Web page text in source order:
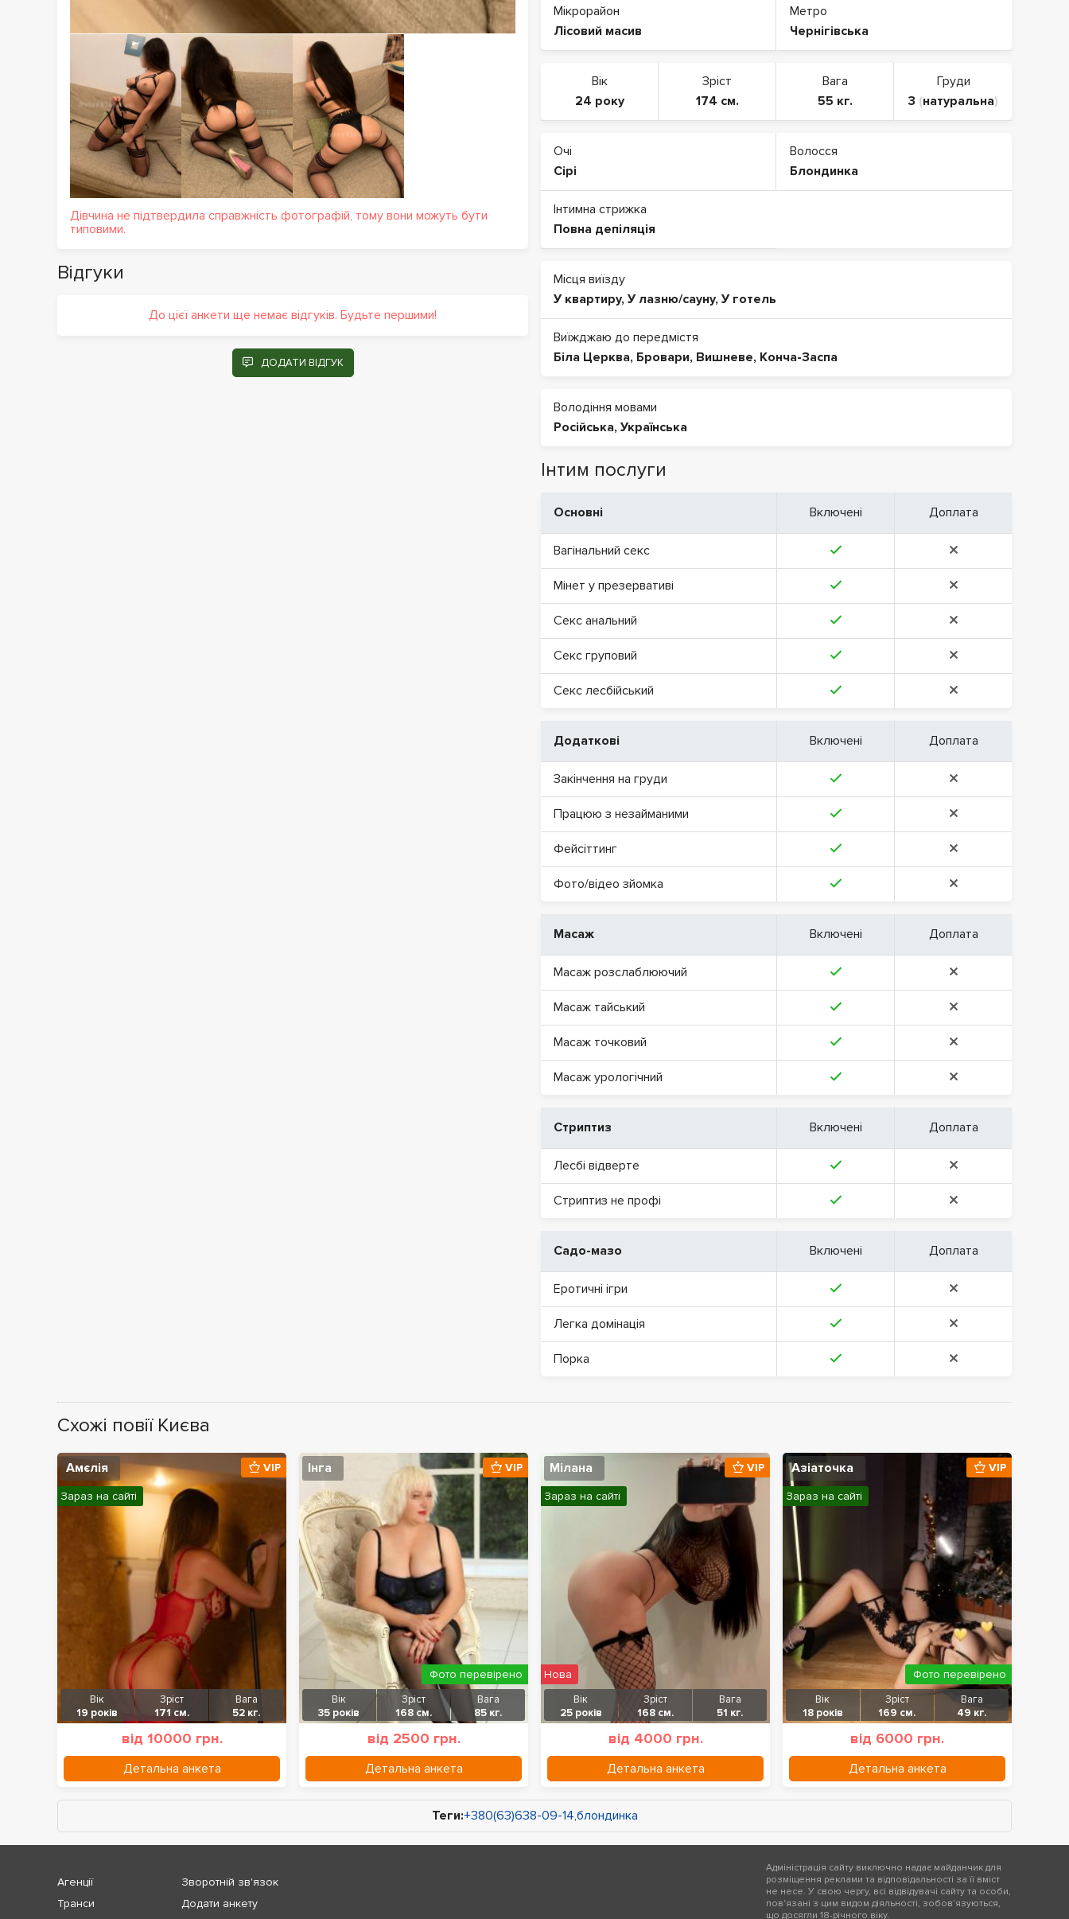
Дівчина не підтвердила справжність фотографій, тому вони можуть бути
типовими.
Мікрорайон
Лісовий масив
Метро
Чернігівська
Вік
24 року
Зріст
174 см.
Вага
55 кг.
Груди
3 (натуральна)
Очі
Сірі
Волосся
Блондинка
Інтимна стрижка
Повна депіляція
Місця виїзду
У квартиру, У лазню/сауну, У готель
Виїжджаю до передмістя
Біла Церква, Бровари, Вишневе, Конча-Заспа
Володіння мовами
Російська, Українська
Інтим послуги
Основні Включені Доплата
Вагінальний секс
Мінет у презервативі
Секс анальний
Секс груповий
Секс лесбійський
Додаткові Включені Доплата
Закінчення на груди
Працюю з незайманими
Фейсіттинг
Фото/відео зйомка
Масаж Включені Доплата
Масаж розслаблюючий
Масаж тайський
Масаж точковий
Масаж урологічний
Стриптиз Включені Доплата
Лесбі відверте
Стриптиз не профі
Садо-мазо Включені Доплата
Еротичні ігри
Легка домінація
Порка
Відгуки
До цієї анкети ще немає відгуків. Будьте першими!
ДОДАТИ ВІДГУК
Схожі повії Києва
Амєлія
Вік
19 років
Зріст
171 см.
Вага
52 кг.
від 10000 грн.
Детальна анкета
VIP
Зараз на сайті
Інга
Вік
35 років
Зріст
168 см.
Вага
85 кг.
від 2500 грн.
Детальна анкета
VIP
Фото перевірено
Мілана
Вік
25 років
Зріст
168 см.
Вага
51 кг.
від 4000 грн.
Детальна анкета
VIP
Зараз на сайті
Нова
Азіаточка
Вік
18 років
Зріст
169 см.
Вага
49 кг.
від 6000 грн.
Детальна анкета
VIP
Зараз на сайті
Фото перевірено
Теги:+380(63)638-09-14,блондинка
Агенції
Транси
Зворотній зв'язок
Додати анкету
Адміністрація сайту виключно надає майданчик для
розміщення реклами та відповідальності за її вміст
не несе. У свою чергу, всі відвідувачі сайту та особи,
пов'язані з цим видом діяльності, зобов'язуються,
що досягли 18-річного віку.